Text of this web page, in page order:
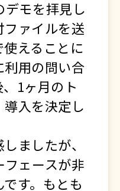
モを拝見し
ファイルを送
えることに
用の問い合
1ヶ月のト
入を決定し
ましたが、
ェースが非
す。もとも